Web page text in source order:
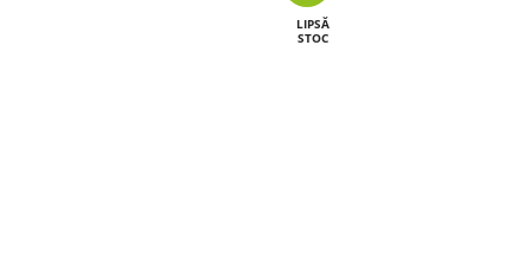
LIPSĂ
STOC